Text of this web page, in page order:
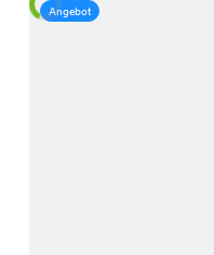
Angebot